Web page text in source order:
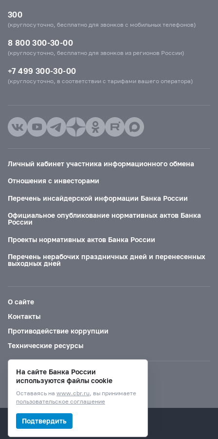
300
(круглосуточно, бесплатно для звонков с мобильных телефонов)
8 800 300-30-00
(круглосуточно, бесплатно для звонков из регионов России)
+7 499 300-30-00
(круглосуточно, в соответствии с тарифами вашего оператора)
Личный кабинет участника информационного обмена
Отношения с инвесторами
Перечень инсайдерской информации Банка России
Официальное опубликование нормативных актов Банка
России
Проекты нормативных актов Банка России
Перечень нерабочих праздничных дней и перенесенных
выходных дней
О сайте
Контакты
Противодействие коррупции
Технические ресурсы
Версия для слабовидящих
© Банк России, 2000–2026.
На сайте Банка России
используются файлы cookie
Оставаясь на www.cbr.ru, вы принимаете
пользовательское соглашение
Подтвердить